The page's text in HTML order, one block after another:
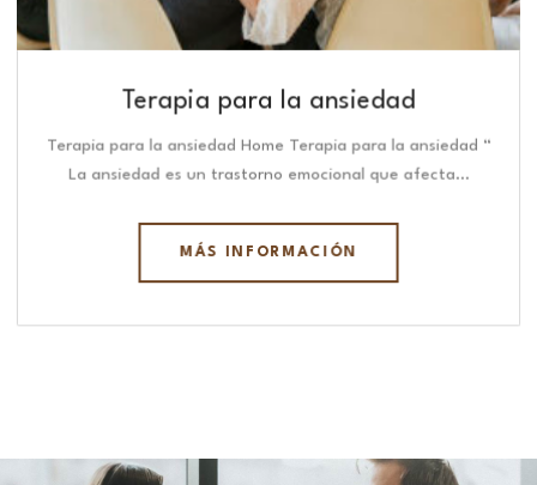
Terapia para la ansiedad
Terapia para la ansiedad Home Terapia para la ansiedad “
La ansiedad es un trastorno emocional que afecta…
MÁS INFORMACIÓN